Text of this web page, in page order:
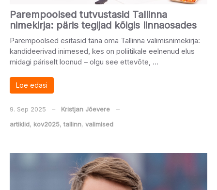
Parempoolsed tutvustasid Tallinna
nimekirja: päris tegijad kõigis linnaosades
Parempoolsed esitasid täna oma Tallinna valimisnimekirja:
kandideerivad inimesed, kes on poliitikale eelnenud elus
midagi päriselt loonud – olgu see ettevõte, …
Loe edasi
9. Sep 2025 ‒ Kristjan Jõevere
‒
artiklid, kov2025, tallinn, valimised